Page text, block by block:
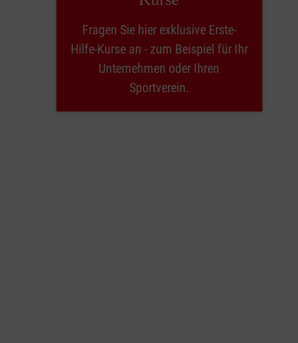
Fragen Sie hier exklusive Erste-
Hilfe-Kurse an - zum Beispiel für Ihr
Unternehmen oder Ihren
Sportverein.